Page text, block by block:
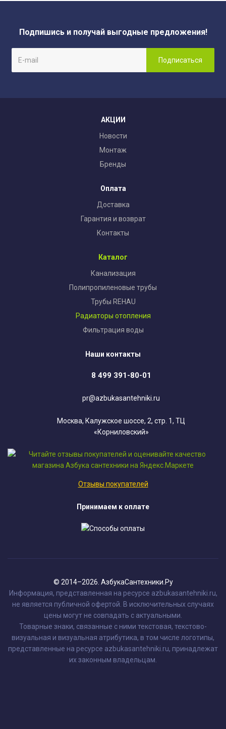
Подпишись и получай выгодные предложения!
АКЦИИ
Новости
Монтаж
Бренды
Оплата
Доставка
Гарантия и возврат
Контакты
Каталог
Канализация
Полипропиленовые трубы
Трубы REHAU
Радиаторы отопления
Фильтрация воды
Наши контакты
8 499 391-80-01
pr@azbukasantehniki.ru
Москва, Калужское шоссе, 2, стр. 1, ТЦ
«Корниловский»
Отзывы покупателей
Принимаем к оплате
© 2014–2026. АзбукаСантехники.Ру
Информация, представленная на ресурсе azbukasantehniki.ru,
не является публичной офертой. В исключительных случаях
цены могут не совпадать с актуальными.
Товарные знаки, связанные с ними текстовая, текстово-
визуальная и визуальная атрибутика, в том числе логотипы,
представленные на ресурсе azbukasantehniki.ru, принадлежат
их законным владельцам.